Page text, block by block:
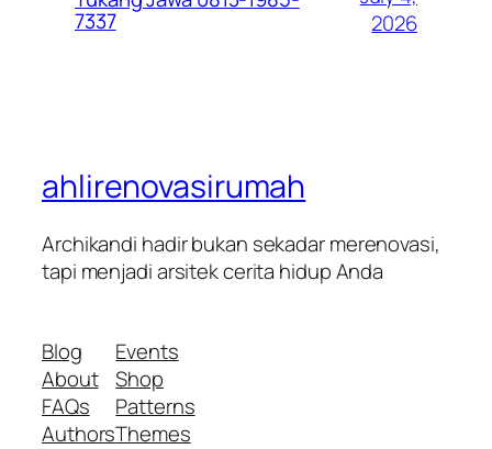
7337
2026
ahlirenovasirumah
Archikandi hadir bukan sekadar merenovasi,
tapi menjadi arsitek cerita hidup Anda
Blog
About
FAQs
Authors
Events
Shop
Patterns
Themes